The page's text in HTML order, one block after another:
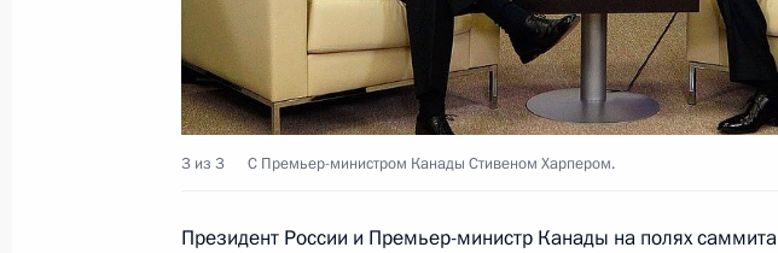
Подписан Указ об оценке эффективности деятельности
руководителей по созданию благоприятных условий ведения
предпринимательской деятельности
11 сентября 2012 года, 10:30
3 из 3 С Премьер-министром Канады Стивеном Харпером.
Президент России и Премьер-министр Канады на полях саммита